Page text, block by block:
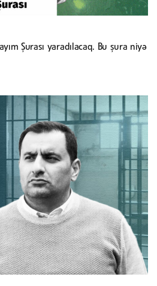
Şurası yaradılacaq. Bu şura niyə